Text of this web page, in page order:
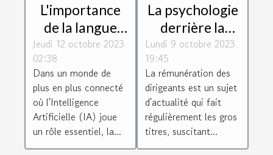
L'importance
de la langue
française dans
le monde de
l'IA
Jeudi 12 octobre 2023
02:38
Dans un monde de
plus en plus connecté
où l'Intelligence
Artificielle (IA) joue
un rôle essentiel, la...
La psychologie
derrière la
rémunération
des dirigeants :
motivation ou
récompense ?
Lundi 9 octobre 2023
19:45
La rémunération des
dirigeants est un sujet
d'actualité qui fait
régulièrement les gros
titres, suscitant...